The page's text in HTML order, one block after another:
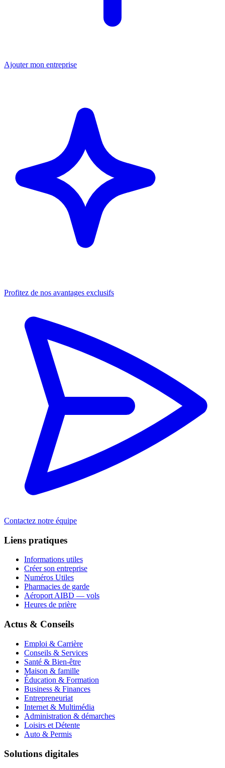
Ajouter mon entreprise
Profitez de nos avantages exclusifs
Contactez notre équipe
Liens pratiques
Informations utiles
Créer son entreprise
Numéros Utiles
Pharmacies de garde
Aéroport AIBD — vols
Heures de prière
Actus & Conseils
Emploi & Carrière
Conseils & Services
Santé & Bien-être
Maison & famille
Éducation & Formation
Business & Finances
Entrepreneuriat
Internet & Multimédia
Administration & démarches
Loisirs et Détente
Auto & Permis
Solutions digitales